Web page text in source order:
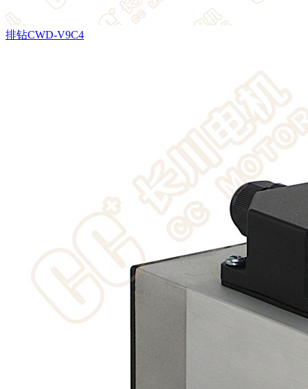
排钻CWD-V9C4